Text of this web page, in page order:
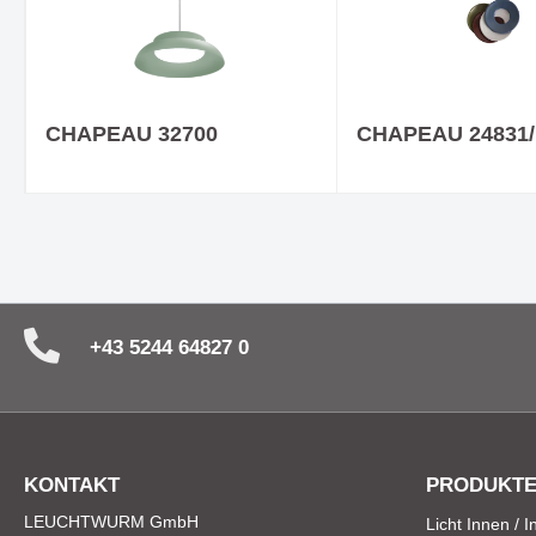
CHAPEAU 32700 CHAPEAU
+43 5244 64827 0
KONTAKT
LEUCHTWURM GmbH
PRODUKTE
Licht Innen /